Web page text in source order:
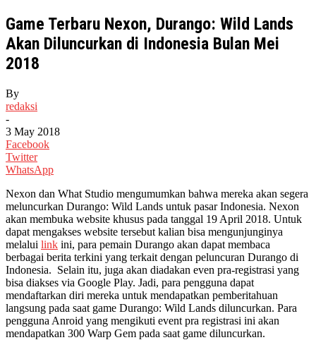
Game Terbaru Nexon, Durango: Wild Lands
Akan Diluncurkan di Indonesia Bulan Mei
2018
By
redaksi
-
3 May 2018
Facebook
Twitter
WhatsApp
Nexon dan What Studio mengumumkan bahwa mereka akan segera
meluncurkan Durango: Wild Lands untuk pasar Indonesia. Nexon
akan membuka website khusus pada tanggal 19 April 2018. Untuk
dapat mengakses website tersebut kalian bisa mengunjunginya
melalui link ini, para pemain Durango akan dapat membaca
berbagai berita terkini yang terkait dengan peluncuran Durango di
Indonesia. Selain itu, juga akan diadakan even pra-registrasi yang
bisa diakses via Google Play. Jadi, para pengguna dapat
mendaftarkan diri mereka untuk mendapatkan pemberitahuan
langsung pada saat game Durango: Wild Lands diluncurkan. Para
pengguna Anroid yang mengikuti event pra registrasi ini akan
mendapatkan 300 Warp Gem pada saat game diluncurkan.